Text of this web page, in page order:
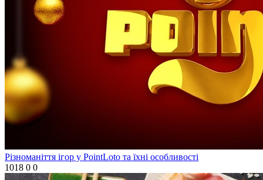
Різноманіття ігор у PointLoto та їхні особливості
1018 0 0